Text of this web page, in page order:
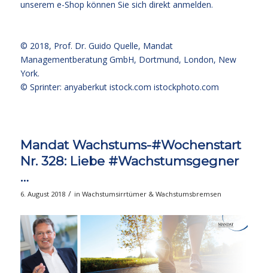
unserem e-Shop können Sie sich direkt anmelden.
© 2018, Prof. Dr. Guido Quelle, Mandat
Managementberatung GmbH, Dortmund, London, New
York.
© Sprinter: anyaberkut istock.com istockphoto.com
Mandat Wachstums-#Wochenstart
Nr. 328: Liebe #Wachstumsgegner
…
6. August 2018 / in Wachstumsirrtümer & Wachstumsbremsen